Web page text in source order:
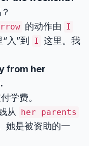
的动作由 I
入”到 I 这里。我
from her
学费。
从 her parents
她是被资助的一